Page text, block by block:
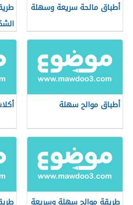
أطباق مالحة سريعة وسهلة
أطباق موالح سهلة
طريقة موالح سهلة وسريعة